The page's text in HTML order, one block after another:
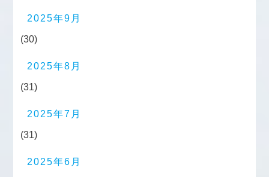
2025年9月
(30)
2025年8月
(31)
2025年7月
(31)
2025年6月